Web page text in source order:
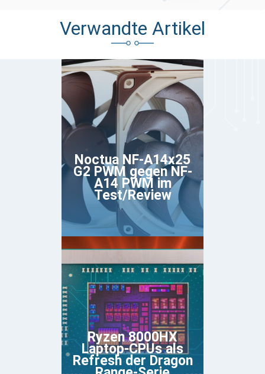
Verwandte Artikel
Noctua NF-A14x25
G2 PWM gegen NF-
A14 PWM im
Test/Review
Ryzen 8000HX
Laptop-CPUs als
Refresh der Dragon